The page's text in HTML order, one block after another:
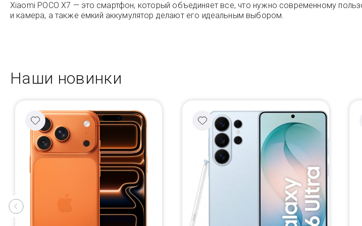
Xiaomi POCO X7 — это смартфон, который объединяет все, что нужно современному
и камера, а также емкий аккумулятор делают его идеальным выбором.
Наши новинки